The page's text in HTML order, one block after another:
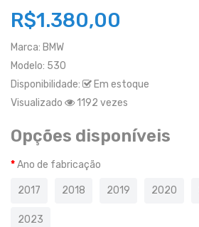
R$1.380,00
Marca: BMW
Modelo: 530
Disponibilidade:
Em estoque
Visualizado
1192 vezes
Opções disponíveis
Ano de fabricação
2017 2018 2019 2020
2023